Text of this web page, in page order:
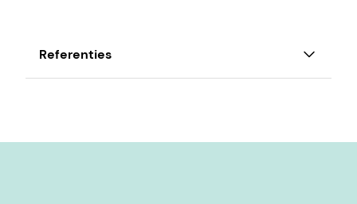
Referenties
Volume 89, Issue 4, 2006, Pagina's 1174-1178,